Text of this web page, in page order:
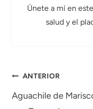
Únete a mí en
salud y el
Navegación
de
ANTERIOR
Aguachile de